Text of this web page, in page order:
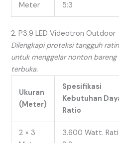
Meter
5:3
2. P3.9 LED Videotron Outdoor
Dilengkapi proteksi tangguh
untuk menggelar nonton bareng
terbuka.
Ukuran
(Meter)
Spesifikasi
Kebutuhan
Ratio
2 × 3
3.600 Watt.